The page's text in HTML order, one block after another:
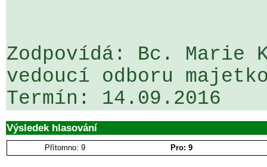
Zodpovídá: Bc. Marie
vedoucí odboru
Výsledek hlasování
Přítomno: 9 Pro: 9